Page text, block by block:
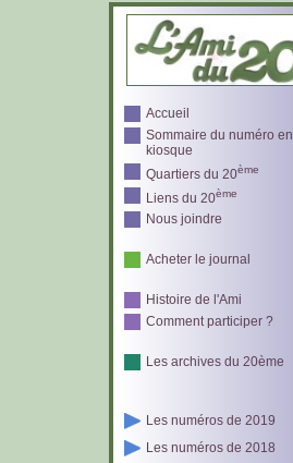
Accueil
Sommaire du numéro en
kiosque
Quartiers du 20ème
Liens du 20ème
Nous joindre
Acheter le journal
Histoire de l'Ami
Comment participer ?
Les archives du 20ème
Les numéros de 2019
Les numéros de 2018